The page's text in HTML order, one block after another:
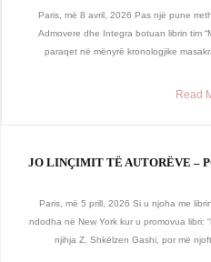
Paris, më 8 avril, 2026 Pas një pune
Admovere dhe Integra botuan librin tim
paraqet në mënyrë kronologjike
Read
JO LINÇIMIT TË AUTORËVE –
Paris, më 5 prill, 2026 Si u njoha me
ndodha në New York kur u promovua libri:
njihja Z. Shkëlzen Gashi, por më